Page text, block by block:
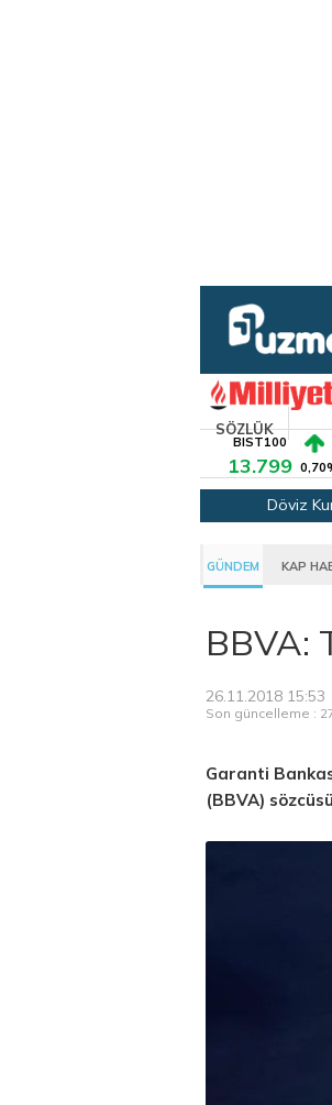
SÖZLÜK
BIST100
13.799
Döviz
GÜNDEM KAP
BBVA:
26.11.2018 15:53
Son güncelleme :
Garanti
(BBVA)